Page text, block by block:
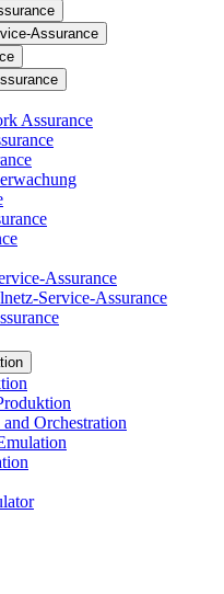
Assurance
Assurance
Assurance
Service-Assurance
Orchestration